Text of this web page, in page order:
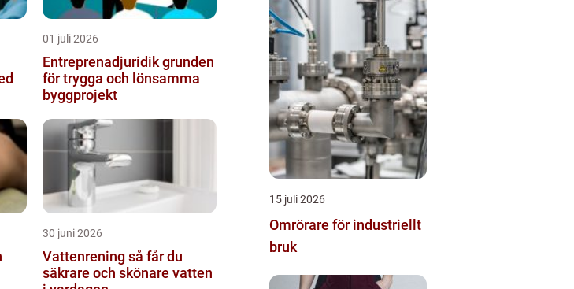
01 juli 2026
Entreprenadjuridik grunden
för trygga och lönsamma
byggprojekt
30 juni 2026
Vattenrening så får du
säkrare och skönare vatten
15 juli 2026
Omrörare för industriellt
bruk